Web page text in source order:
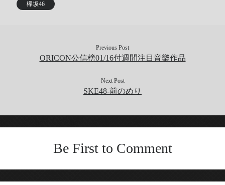
欅坂46
Previous Post
ORICON公信榜01/16付週間注目音樂作品
Next Post
SKE48-前のめり
Be First to Comment